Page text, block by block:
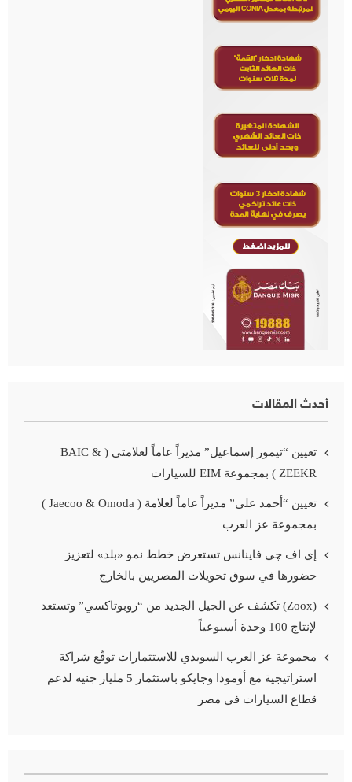
أحدث المقالات
تعيين “تيمور إسماعيل” مديراً عاماً لعلامتى ( BAIC &
ZEEKR ) بمجموعة EIM للسيارات
تعيين “أحمد على” مديراً عاماً لعلامة ( Jaecoo & Omoda )
بمجموعة عز العرب
إي اف چي فاينانس تستعرض خطط نمو «بلد» لتعزيز
حضورها في سوق تحويلات المصريين بالخارج
(Zoox) تكشف عن الجيل الجديد من “روبوتاكسي” وتستعد
لإنتاج 100 وحدة أسبوعياً
مجموعة عز العرب السويدي للاستثمارات توقّع شراكة
استراتيجية مع أومودا وجايكو باستثمار 5 مليار جنيه لدعم
قطاع السيارات في مصر